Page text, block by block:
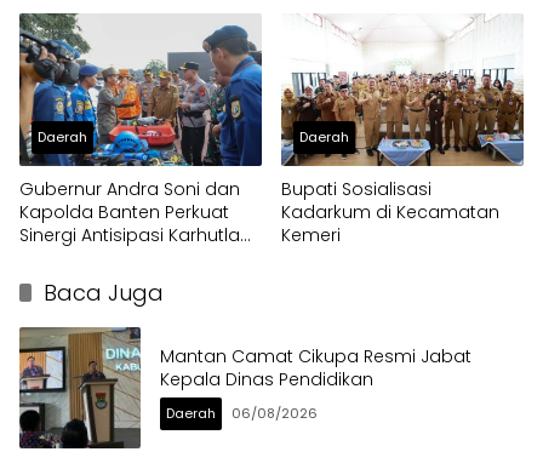
Daerah
Gubernur Andra Soni dan
Kapolda Banten Perkuat
Sinergi Antisipasi Karhutla
Daerah
Bupati Sosialisasi
Kadarkum di Kecamatan
Kemeri
Baca Juga
Mantan Camat Cikupa Resmi Jabat
Kepala Dinas Pendidikan
Daerah 06/08/2026